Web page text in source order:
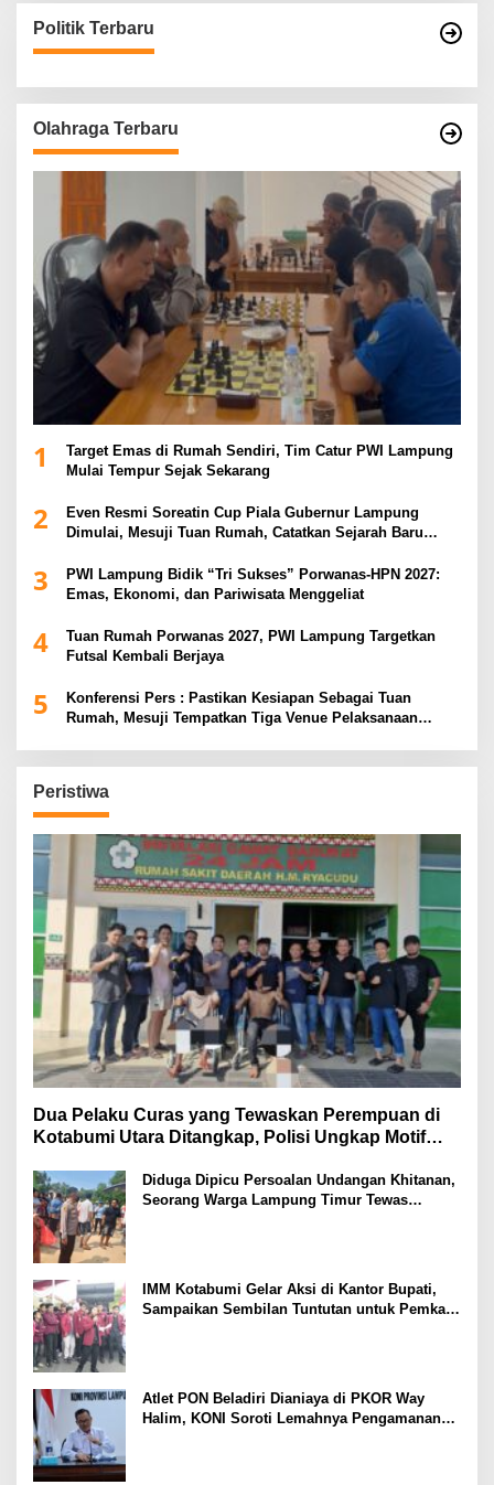
Politik Terbaru
Olahraga Terbaru
1
Target Emas di Rumah Sendiri, Tim Catur PWI Lampung
Mulai Tempur Sejak Sekarang
2
Even Resmi Soreatin Cup Piala Gubernur Lampung
Dimulai, Mesuji Tuan Rumah, Catatkan Sejarah Baru
3
PWI Lampung Bidik “Tri Sukses” Porwanas-HPN 2027:
Emas, Ekonomi, dan Pariwisata Menggeliat
4
Tuan Rumah Porwanas 2027, PWI Lampung Targetkan
Futsal Kembali Berjaya
5
Konferensi Pers : Pastikan Kesiapan Sebagai Tuan
Rumah, Mesuji Tempatkan Tiga Venue Pelaksanaan
Peristiwa
Dua Pelaku Curas yang Tewaskan Perempuan di
Kotabumi Utara Ditangkap, Polisi Ungkap Motif
Diduga Dipicu Persoalan Undangan Khitanan,
Seorang Warga Lampung Timur Tewas
IMM Kotabumi Gelar Aksi di Kantor Bupati,
Sampaikan Sembilan Tuntutan untuk Pemkab
Atlet PON Beladiri Dianiaya di PKOR Way
Halim, KONI Soroti Lemahnya Pengamanan